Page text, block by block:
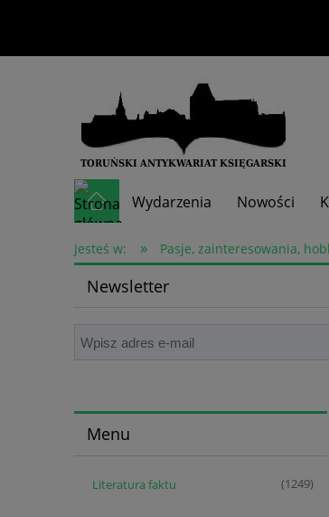
Wydarzenia Nowości
Skup książek
Jesteś w: » Pasje, zainteresowania,
Newsletter
Menu
Literatura faktu (1249)